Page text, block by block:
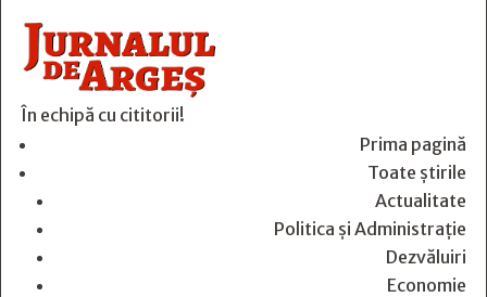
În echipă cu cititorii!
Prima pagină
Toate știrile
Actualitate
Politica și Administrație
Dezvăluiri
Economie